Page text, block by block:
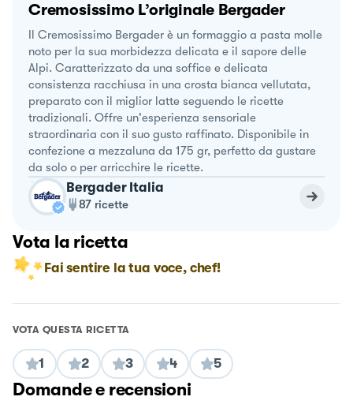
Cremosissimo L’originale Bergader
Il Cremosissimo Bergader è un formaggio a pasta molle
noto per la sua morbidezza delicata e il sapore delle
Alpi. Caratterizzato da una soffice e delicata
consistenza racchiusa in una crosta bianca vellutata,
preparato con il miglior latte seguendo le ricette
tradizionali. Offre un'esperienza sensoriale
straordinaria con il suo gusto raffinato. Disponibile in
confezione a mezzaluna da 175 gr, perfetto da gustare
da solo o per arricchire le ricette.
Bergader Italia
87 ricette
Vota la ricetta
Fai sentire la tua voce, chef!
VOTA QUESTA RICETTA
1 2 3 4 5
Domande e recensioni